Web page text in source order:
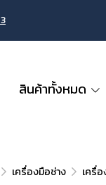
สินค้าทั้งหมด
เครื่องมือช่าง เครื่